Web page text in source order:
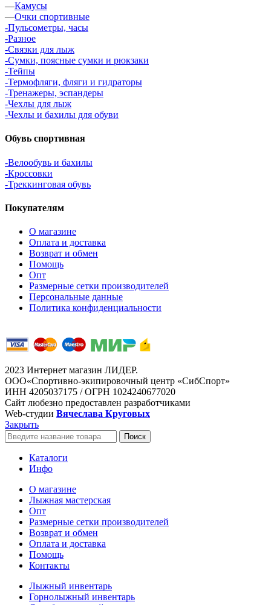
—Камусы
—Очки спортивные
-Пульсометры, часы
-Разное
-Связки для лыж
-Сумки, поясные сумки и рюкзаки
-Тейпы
-Термофляги, фляги и гидраторы
-Тренажеры, эспандеры
-Чехлы для лыж
-Чехлы и бахилы для обуви
Обувь спортивная
-Велообувь и бахилы
-Кроссовки
-Треккинговая обувь
Покупателям
О магазине
Оплата и доставка
Возврат и обмен
Помощь
Опт
Размерные сетки производителей
Персональные данные
Политика конфиденциальности
2023 Интернет магазин ЛИДЕР.
ООО«Спортивно-экипировочный центр «СибСпорт»
ИНН 4205037175 / ОГРН 1024240677020
Сайт любезно предоставлен разработчиками
Web-студии Вячеслава Круговых
Закрыть
Поиск
Каталоги
Инфо
О магазине
Лыжная мастерская
Опт
Размерные сетки производителей
Возврат и обмен
Оплата и доставка
Помощь
Контакты
Лыжный инвентарь
Горнолыжный инвентарь